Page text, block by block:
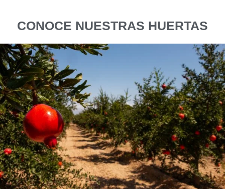
CONOCE NUESTRAS HUERTAS